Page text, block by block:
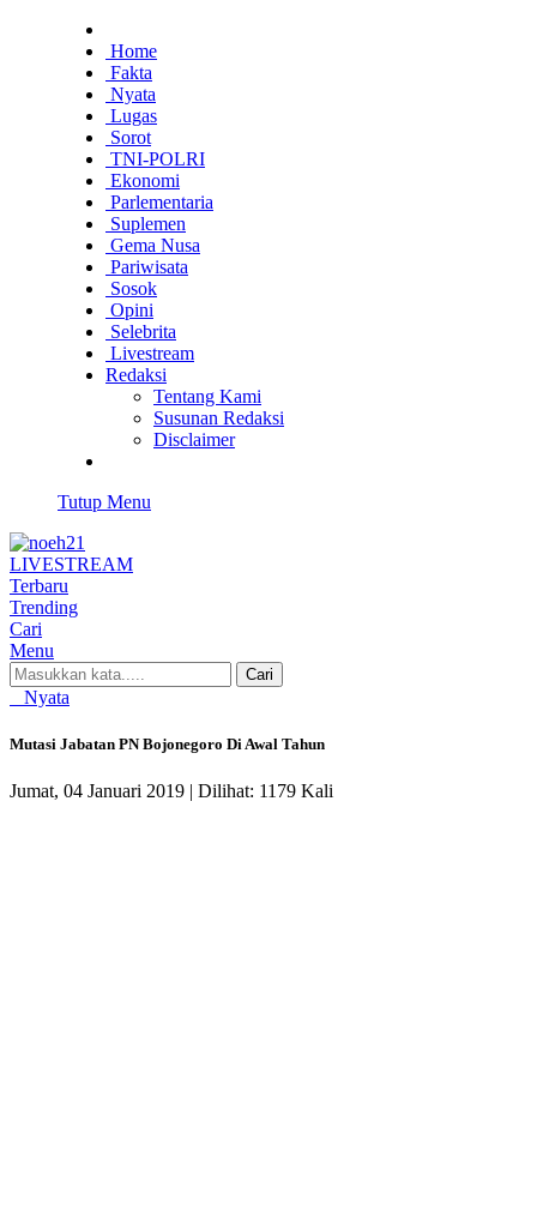
Home
Fakta
Nyata
Lugas
Sorot
TNI-POLRI
Ekonomi
Parlementaria
Suplemen
Gema Nusa
Pariwisata
Sosok
Opini
Selebrita
Livestream
Redaksi
Tentang Kami
Susunan Redaksi
Disclaimer
Tutup Menu
LIVESTREAM
Terbaru
Trending
Cari
Menu
Cari
Nyata
Mutasi Jabatan PN Bojonegoro Di Awal Tahun
Jumat, 04 Januari 2019 | Dilihat: 1179 Kali